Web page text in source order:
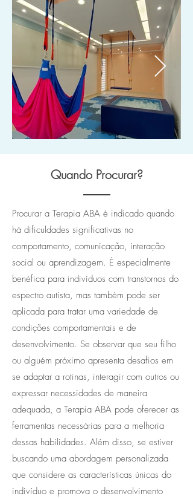
Quando Procurar?
Procurar a Terapia ABA é indicado quando
há dificuldades significativas no
comportamento, comunicação, interação
social ou aprendizagem. É especialmente
benéfica para indivíduos com transtornos do
espectro autista, mas também pode ser
aplicada para tratar uma variedade de
condições comportamentais e de
desenvolvimento. Se observar que seu filho
ou alguém próximo apresenta desafios em
se adaptar a rotinas, interagir com outros ou
expressar necessidades de maneira
adequada, a Terapia ABA pode oferecer as
ferramentas necessárias para a melhoria
dessas habilidades. Além disso, se estiver
buscando uma abordagem personalizada
que considere as características únicas do
indivíduo e promova o desenvolvimento